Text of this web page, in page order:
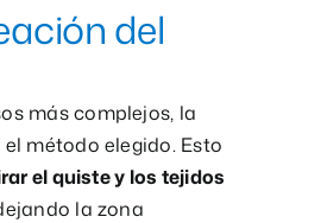
del
más complejos, la
método elegido. Esto
el quiste y los tejidos
la zona